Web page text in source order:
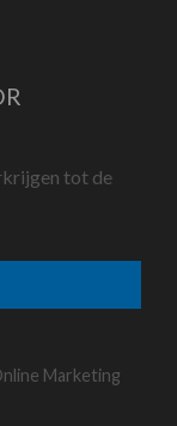
tot de
Marketing